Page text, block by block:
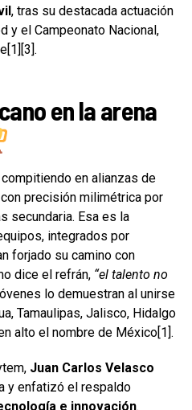
, tras su destacada actuación
y el Campeonato Nacional,
en la arena
en alianzas de
precisión milimétrica por
secundaria. Esa es la
integrados por
forjado su camino con
dice el refrán, “el talento no
lo demuestran al unirse
Tamaulipas, Jalisco, Hidalgo
alto el nombre de México[1].
Juan Carlos Velasco
y enfatizó el respaldo
e innovación.